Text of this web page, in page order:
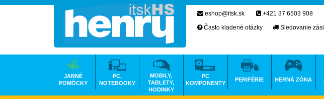
eshop@itsk.sk +421 37 6503 908
Často kladené otázky
Sledovanie
JARNÉ
POMÔCKY
PC,
NOTEBOOKY
MOBILY,
TABLETY,
HODINKY
PC
KOMPONENTY
PERIFÉRIE HERNÁ ZÓNA